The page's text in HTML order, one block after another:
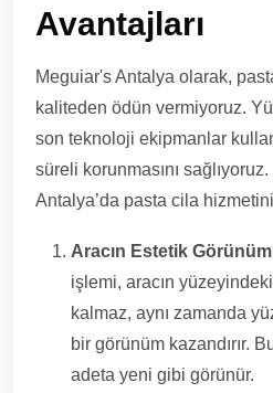
Avantajları
Meguiar's Antalya olarak,
kaliteden ödün vermiyoruz.
son teknoloji ekipmanlar
süreli korunmasını
Antalya’da pasta cila
Aracın Estetik
işlemi, aracın
kalmaz, aynı zamanda
bir görünüm kazandırır.
adeta yeni gibi görünür.